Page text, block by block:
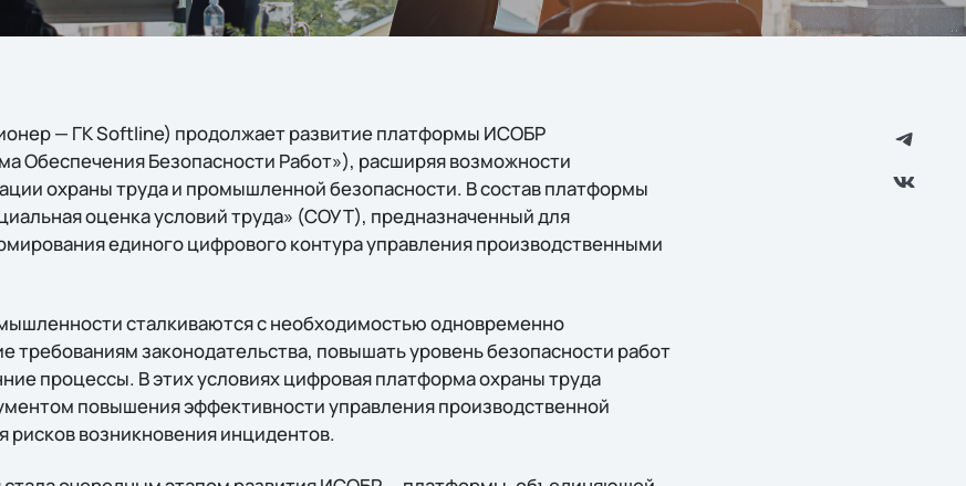
— ГК Softline) продолжает развитие платформы ИСОБР
Обеспечения Безопасности Работ»), расширяя возможности
охраны труда и промышленной безопасности. В состав платформы
оценка условий труда» (СОУТ), предназначенный для
единого цифрового контура управления производственными
сталкиваются с необходимостью одновременно
требованиям законодательства, повышать уровень безопасности работ
процессы. В этих условиях цифровая платформа охраны труда
повышения эффективности управления производственной
возникновения инцидентов.